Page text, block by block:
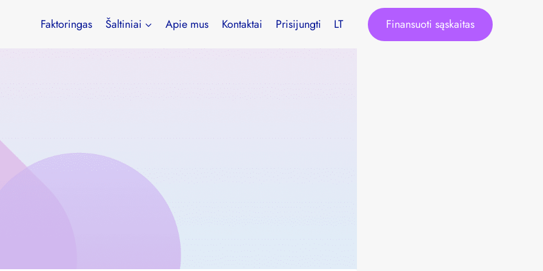
Faktoringas Šaltiniai Apie mus Kontaktai Prisijungti LT Finansuoti sąskaitas